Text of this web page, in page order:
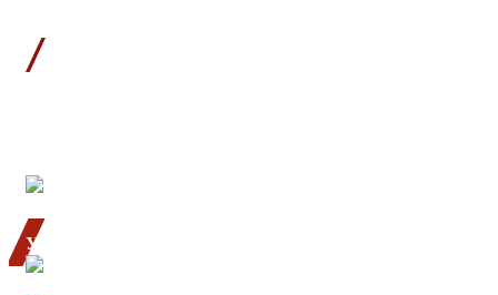
УВЕРЕННОСТЬ
работаем согласно норм СНиП и ГОСТ